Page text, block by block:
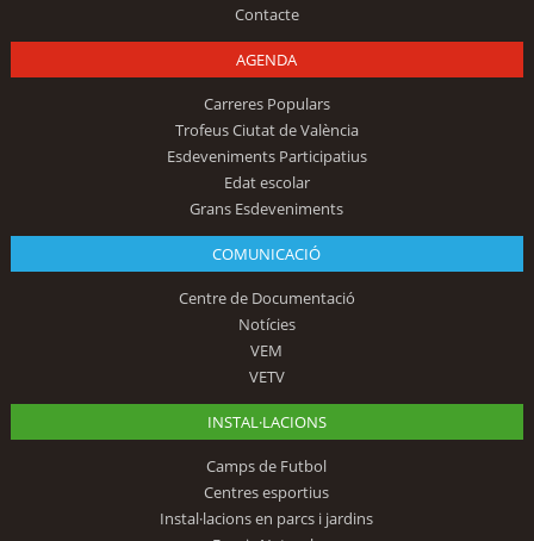
Contacte
AGENDA
Carreres Populars
Trofeus Ciutat de València
Esdeveniments Participatius
Edat escolar
Grans Esdeveniments
COMUNICACIÓ
Centre de Documentació
Notícies
VEM
VETV
INSTAL·LACIONS
Camps de Futbol
Centres esportius
Instal·lacions en parcs i jardins